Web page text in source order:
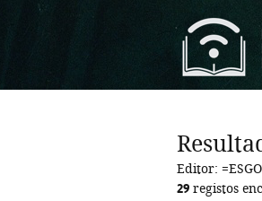
Editor:
29 registos